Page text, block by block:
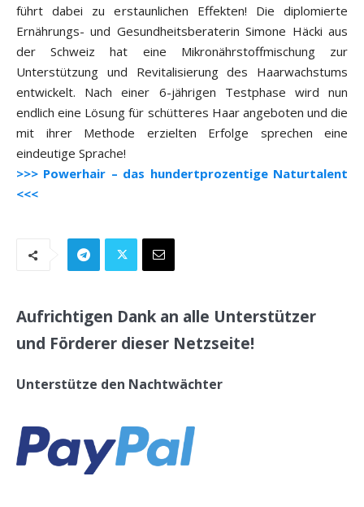
führt dabei zu erstaunlichen Effekten! Die diplomierte
Ernährungs- und Gesundheitsberaterin Simone Häcki aus
der Schweiz hat eine Mikronährstoffmischung zur
Unterstützung und Revitalisierung des Haarwachstums
entwickelt. Nach einer 6-jährigen Testphase wird nun
endlich eine Lösung für schütteres Haar angeboten und die
mit ihrer Methode erzielten Erfolge sprechen eine
eindeutige Sprache!
>>> Powerhair – das hundertprozentige Naturtalent
<<<
Aufrichtigen Dank an alle Unterstützer
und Förderer dieser Netzseite!
Unterstütze den Nachtwächter